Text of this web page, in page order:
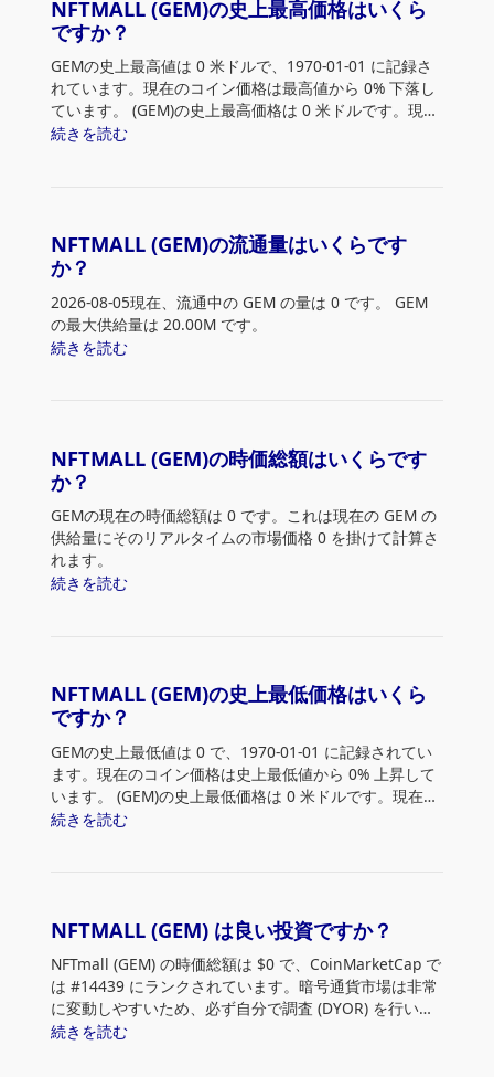
法で、取引速度の速い、低コストのチェーンへのNFT造
幣を可能にし、創造性を促すべきです。
比較的新しいチェーンにも門戸を開き、NFTストリーム
ラインを導入してNFTの鋳造と取引を可能にすること
で、より広範なNFT市場を創出します。
NFTマテリアライズサービスにより、デジタルと現実世
トフォームを提供することで、クリエイターを支援しま
す。
のあるものにするはずです。
ユーザーは、超高速で信頼性が高く、洗練された使いや
すいユーザー・エクスペリエンス・プラットフォームを
供しています。
暗号通貨は初めてですか？GEMを購入するためのガイド
https://docs.nftmall.io/gem-token/buy-gem
ください。
NFTMALL (GEM)の史上最高価格はいくら
ですか？
GEMの史上最高値は 0 米ドルで、1970-01-01 に記録さ
れています。現在のコイン価格は最高値から 0% 下落し
ています。 (GEM)の史上最高価格は 0 米ドルです。現在
の価格は史上最高値から 0% 下落しています。
続きを読む
NFTMALL (GEM)の流通量はいくらです
か？
2026-08-05現在、流通中の GEM の量は 0 です。 GEM
の最大供給量は 20.00M です。
続きを読む
NFTMALL (GEM)の時価総額はいくらです
か？
GEMの現在の時価総額は 0 です。これは現在の GEM の
供給量にそのリアルタイムの市場価格 0 を掛けて計算さ
れます。
続きを読む
NFTMALL (GEM)の史上最低価格はいくら
ですか？
GEMの史上最低値は 0 で、1970-01-01 に記録されてい
ます。現在のコイン価格は史上最低値から 0% 上昇して
います。 (GEM)の史上最低価格は 0 米ドルです。現在の
価格は史上最低値から 0% 上昇しています。
続きを読む
NFTMALL (GEM) は良い投資ですか？
NFTmall (GEM) の時価総額は $0 で、CoinMarketCap で
は #14439 にランクされています。暗号通貨市場は非常
に変動しやすいため、必ず自分で調査 (DYOR) を行い、
リスク許容度を評価してください。さらに、NFTmall
続きを読む